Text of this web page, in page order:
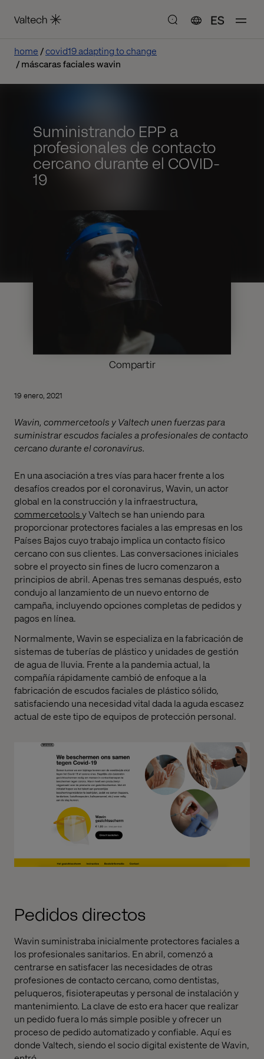
ES
home
covid19 adapting to change
máscaras faciales wavin
Suministrando EPP a
profesionales de contacto
cercano durante el COVID-
19
Compartir
19 enero, 2021
Wavin, commercetools y Valtech unen fuerzas para
suministrar escudos faciales a profesionales de contacto
cercano durante el coronavirus.
En una asociación a tres vías para hacer frente a los
desafíos creados por el coronavirus, Wavin, un actor
global en la construcción y la infraestructura,
commercetoolsy Valtech se han uniendo para
proporcionar protectores faciales a las empresas en los
Países Bajos cuyo trabajo implica un contacto físico
cercano con sus clientes. Las conversaciones iniciales
sobre el proyecto sin fines de lucro comenzaron a
principios de abril. Apenas tres semanas después, esto
condujo al lanzamiento de un nuevo entorno de
campaña, incluyendo opciones completas de pedidos y
pagos en línea.
Normalmente, Wavin se especializa en la fabricación de
sistemas de tuberías de plástico y unidades de gestión
de agua de lluvia. Frente a la pandemia actual, la
compañía rápidamente cambió de enfoque a la
fabricación de escudos faciales de plástico sólido,
satisfaciendo una necesidad vital dada la aguda escasez
actual de este tipo de equipos de protección personal.
Pedidos directos
Wavin suministraba inicialmente protectores faciales a
los profesionales sanitarios. En abril, comenzó a
centrarse en satisfacer las necesidades de otras
profesiones de contacto cercano, como dentistas,
peluqueros, fisioterapeutas y personal de instalación y
mantenimiento. La clave de esto era hacer que realizar
un pedido fuera lo más simple posible y ofrecer un
proceso de pedido automatizado y confiable. Aquí es
donde Valtech, siendo el socio digital existente de Wavin,